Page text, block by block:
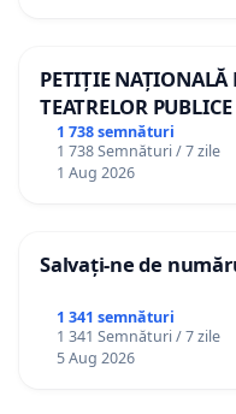
PETIȚIE NAȚIONALĂ
TEATRELOR
ROMÂNIA
1 738 semnături
1 738 Semnături / 7 zile
1 Aug 2026
Salvați-ne de
1 341 semnături
1 341 Semnături / 7 zile
5 Aug 2026